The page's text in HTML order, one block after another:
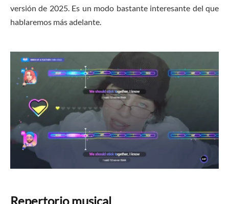
versión de 2025. Es un modo bastante interesante del que
hablaremos más adelante.
Repertorio musical